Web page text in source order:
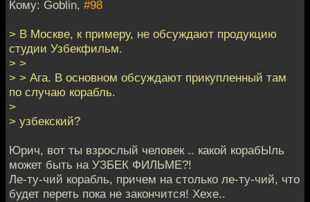
Кому: Goblin, #98
> В Москве, к примеру, не обсуждают продукцию
студии Узбекфильм.
> >
> > Ага. В основном обсуждают прикупленный там
по случаю корабль.
>
> узбекский?
Юрич, вот ты взрослый человек .. какой корабЫль
может быть на УЗБЕК ФИЛЬМЕ?!
Ле-ту-чий корабль, причем на столько ле-ту-чий, что
будет переть пока не закончится! Хехе..